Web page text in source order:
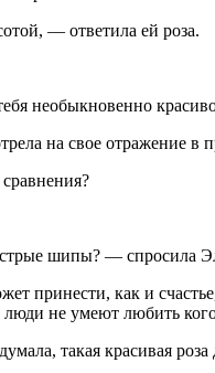
— ответила ей роза.
необыкновенно
на свое отражение
шипы? — спросила
принести, как и
не умеют любить
такая красивая